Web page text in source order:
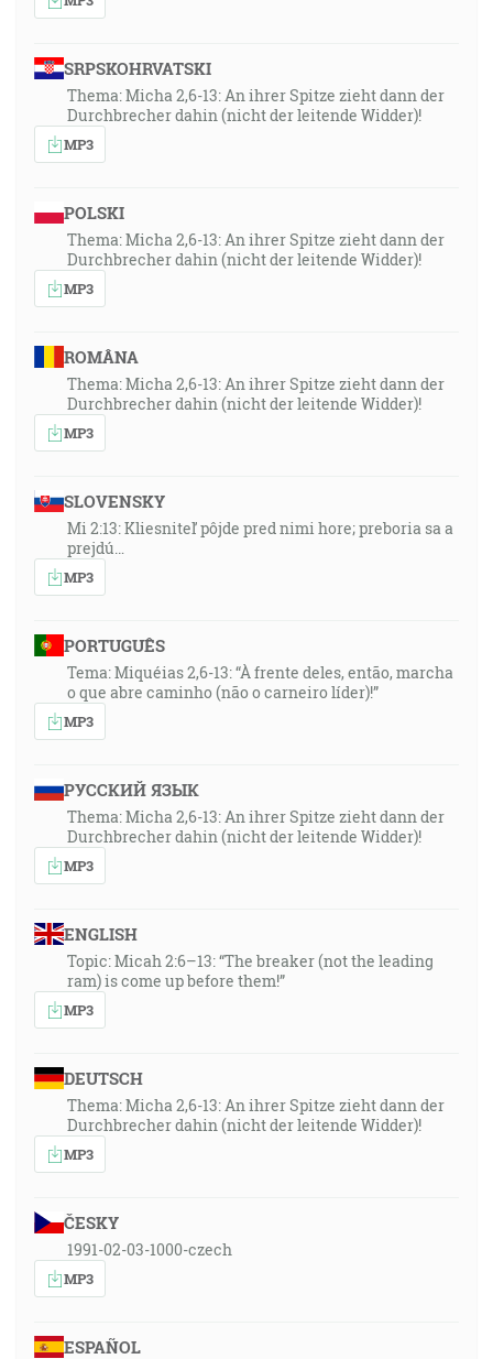
SRPSKOHRVATSKI
Thema: Micha 2,6-13: An ihrer Spitze zieht dann der
Durchbrecher dahin (nicht der leitende Widder)!
MP3
POLSKI
Thema: Micha 2,6-13: An ihrer Spitze zieht dann der
Durchbrecher dahin (nicht der leitende Widder)!
MP3
ROMÂNA
Thema: Micha 2,6-13: An ihrer Spitze zieht dann der
Durchbrecher dahin (nicht der leitende Widder)!
MP3
SLOVENSKY
Mi 2:13: Kliesniteľ pôjde pred nimi hore; preboria sa a
prejdú…
MP3
PORTUGUÊS
Tema: Miquéias 2,6-13: “À frente deles, então, marcha
o que abre caminho (não o carneiro líder)!”
MP3
РУССКИЙ ЯЗЫК
Thema: Micha 2,6-13: An ihrer Spitze zieht dann der
Durchbrecher dahin (nicht der leitende Widder)!
MP3
ENGLISH
Topic: Micah 2:6–13: “The breaker (not the leading
ram) is come up before them!”
MP3
DEUTSCH
Thema: Micha 2,6-13: An ihrer Spitze zieht dann der
Durchbrecher dahin (nicht der leitende Widder)!
MP3
ČESKY
1991-02-03-1000-czech
MP3
ESPAÑOL